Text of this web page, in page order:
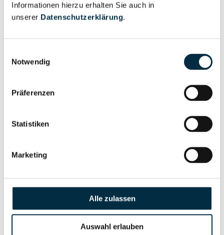
Informationen hierzu erhalten Sie auch in
unserer Datenschutzerklärung.
Notwendig
Präferenzen
Statistiken
Marketing
Alle zulassen
Auswahl erlauben
Vollständiges
Unternehmensprofil
Vollständiges
Unternehmensprofil
Berechtigten Pfad
Vollständiges
Unternehmensprofil
anfragen